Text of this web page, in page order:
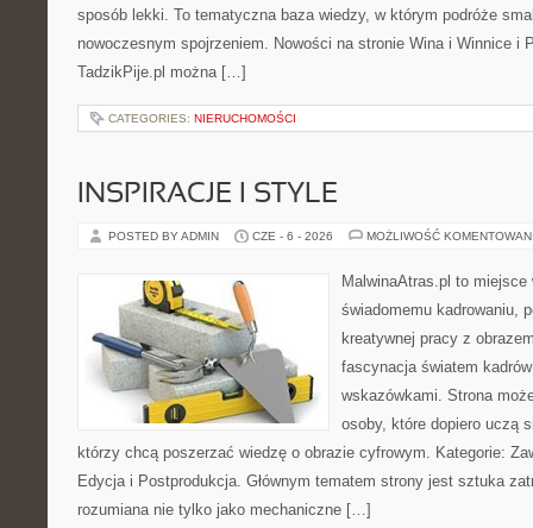
sposób lekki. To tematyczna baza wiedzy, w którym podróże
nowoczesnym spojrzeniem. Nowości na stronie Wina i Winnice i
TadzikPije.pl można […]
CATEGORIES: NIERUCHOMOŚCI
INSPIRACJE I STYLE
POSTED BY ADMIN CZE - 6 - 2026 MOŻLIWOŚĆ
MalwinaAtras.pl to
świadomemu kadrowaniu,
kreatywnej pracy z
fascynacja światem
wskazówkami. Strona
osoby, które dopiero uczą
którzy chcą poszerzać wiedzę o obrazie cyfrowym. Kategorie:
Edycja i Postprodukcja. Głównym tematem strony jest sztuka
rozumiana nie tylko jako mechaniczne […]